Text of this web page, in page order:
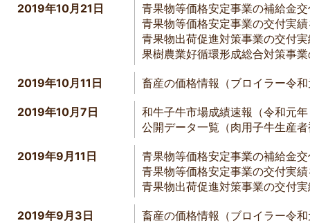
2019年10月21日
青果物等価格安定事業の補給金
青果物等価格安定事業の交付実
青果物出荷促進対策事業の交付
果樹農業好循環形成総合対策事
2019年10月11 日 畜産の価格情報（ブロイラー令
2019年10月7日
和牛子牛市場成績速報（令和元
公開データ一覧（肉用子牛生産
2019年9月11日
青果物等価格安定事業の補給金
青果物等価格安定事業の交付実
青果物出荷促進対策事業の交付
2019年9 月 3日 畜産の価格情報（ブロイラー令